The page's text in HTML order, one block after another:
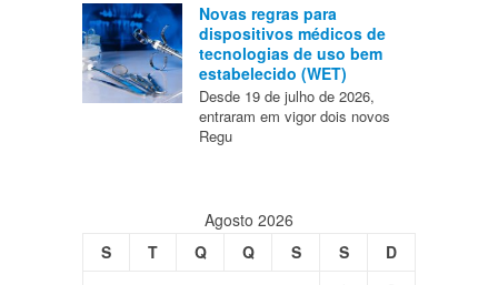
Novas regras para
dispositivos médicos de
tecnologias de uso bem
estabelecido (WET)
Desde 19 de julho de 2026,
entraram em vigor dois novos
Regu
Agosto 2026
S
T Q Q S S
D